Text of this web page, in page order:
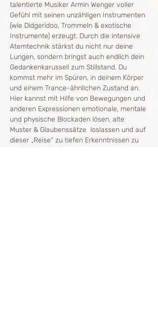
talentierte Musiker Armin Wenger voller
Gefühl mit seinen unzähligen Instrumenten
(wie Didgeridoo, Trommeln & exotische
Instrumente) erzeugt. Durch die intensive
Atemtechnik stärkst du nicht nur deine
Lungen, sondern bringst auch endlich dein
Gedankenkarussell zum Stillstand. Du
kommst mehr im Spüren, in deinem Körper
und einem Trance-ähnlichen Zustand an.
Hier kannst mit Hilfe von Bewegungen und
anderen Expressionen emotionale, mentale
und physische Blockaden lösen, alte
Muster & Glaubenssätze  loslassen und auf
dieser „Reise“ zu tiefen Erkenntnissen zu